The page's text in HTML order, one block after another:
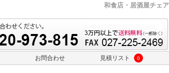
和食店・居酒屋チェア
お問合わせ 見積リスト 0